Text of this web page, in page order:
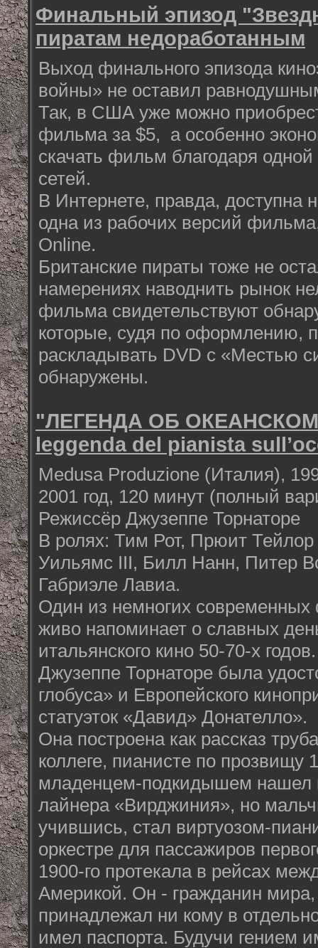
Финальный эпизод
пиратам недоработанным
Выход финального эпизода
войны» не оставил
Так, в США уже можно
фильма за $5, а особенно
скачать фильм благодаря
сетей.
В Интернете, правда, доступна
одна из рабочих версий
Online.
Британские пираты тоже не
намерениях наводнить рынок
фильма свидетельствуют
которые, судя по оформлению,
раскладывать DVD с «Местью
обнаружены.
"ЛЕГЕНДА ОБ
leggenda del pianista
Medusa Produzione (Италия),
2001 год, 120 минут (полный
Режиссёр Джузеппе Торнаторе
В ролях: Тим Рот, Прюит
Уильямс III, Билл Нанн, Питер
Габриэле Лавиа.
Один из немногих
живо напоминает о славных
итальянского кино 50-70-х
Джузеппе Торнаторе была
глобуса» и Европейского
статуэток «Давид» Донателло».
Она построена как рассказ
коллеге, пианисте по прозвищу
младенцем-подкидышем нашел
лайнера «Вирджиния», но
учившись, стал виртуозом-
оркестре для пассажиров
1900-го протекала в рейсах
Америкой. Он - гражданин
принадлежал ни кому в
имел паспорта. Будучи гением